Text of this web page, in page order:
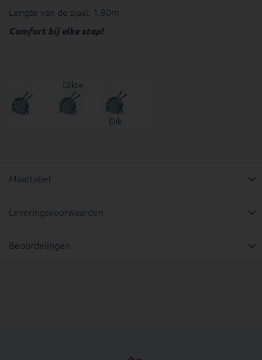
Lengte van de sjaal: 1.80m
Comfort bij elke stap!
Maattabel
Leveringsvoorwaarden
Beoordelingen